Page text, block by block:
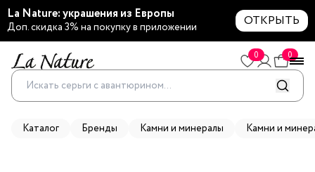
La Nature: украшения из Европы
Доп. скидка 3% на покупку в приложении ОТКРЫТЬ
0 0
Каталог Бренды Камни и минералы Камни и